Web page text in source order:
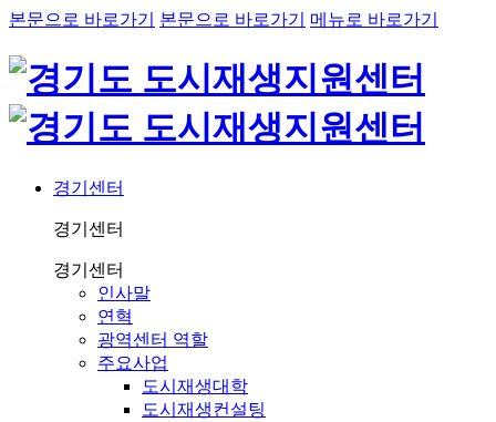
본문으로 바로가기 본문으로 바로가기 메뉴로 바로가기
경기센터
경기센터
경기센터
인사말
연혁
광역센터 역할
주요사업
도시재생대학
도시재생컨설팅